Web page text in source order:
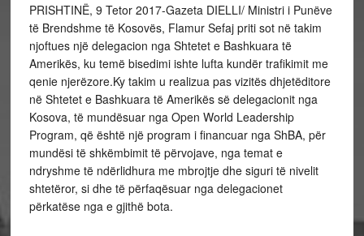
PRISHTINË, 9 Tetor 2017-Gazeta DIELLI/ Ministri i Punëve
të Brendshme të Kosovës, Flamur Sefaj priti sot në takim
njoftues një delegacion nga Shtetet e Bashkuara të
Amerikës, ku temë bisedimi ishte lufta kundër trafikimit me
qenie njerëzore.Ky takim u realizua pas vizitës dhjetëditore
në Shtetet e Bashkuara të Amerikës së delegacionit nga
Kosova, të mundësuar nga Open World Leadership
Program, që është një program i financuar nga ShBA, për
mundësi të shkëmbimit të përvojave, nga temat e
ndryshme të ndërlidhura me mbrojtje dhe siguri të nivelit
shtetëror, si dhe të përfaqësuar nga delegacionet
përkatëse nga e gjithë bota.